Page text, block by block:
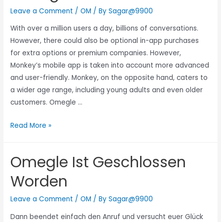
Leave a Comment /OM / BySagar@9900
With over a million users a day, billions of conversations.
However, there could also be optional in-app purchases
for extra options or premium companies. However,
Monkey’s mobile app is taken into account more advanced
and user-friendly. Monkey, on the opposite hand, caters to
a wider age range, including young adults and even older
customers. Omegle …
Read More »
Omegle Ist Geschlossen
Worden
Leave a Comment /OM / BySagar@9900
Dann beendet einfach den Anruf und versucht euer Glück